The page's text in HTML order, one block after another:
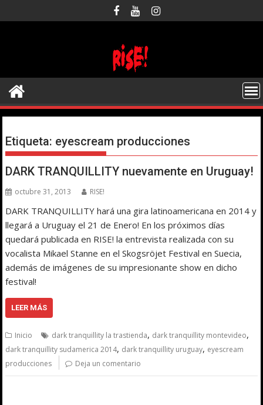
al
Etiqueta: eyescream producciones
DARK TRANQUILLITY nuevamente en Uruguay!
octubre 31, 2013 RISE!
DARK TRANQUILLITY hará una gira latinoamericana en 2014 y
llegará a Uruguay el 21 de Enero! En los próximos días
quedará publicada en RISE! la entrevista realizada con su
vocalista Mikael Stanne en el Skogsröjet Festival en Suecia,
además de imágenes de su impresionante show en dicho
festival!
LEER MÁS
Inicio dark tranquillity la trastienda, dark tranquillity montevideo,
dark tranquillity sudamerica 2014, dark tranquillity uruguay, eyescream
producciones
Deja un comentario